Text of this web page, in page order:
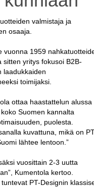
valmistaja ja
osaaja.
vuonna 1959
sitten yritys fokusoi B2B-
laadukkaiden
toimijaksi.
ottaa haastattelun alussa
Suomen kannalta
puolesta.
kuvattuna, mikä on
lähtee lentoon.”
vuosittain 2-3 uutta
Kumentola kertoo.
PT-Designin